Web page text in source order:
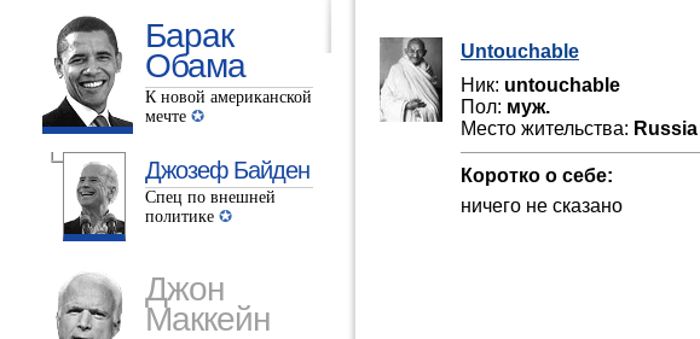
Барак
Обама
К новой американской
мечте
Джозеф Байден
Спец по внешней
политике
Джон
Маккейн
Untouchable
Ник: untouchable
Пол: муж.
Место жительства: Russia
Коротко о себе:
ничего не сказано